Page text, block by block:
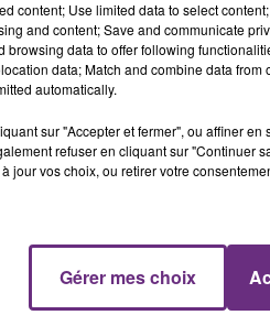
m’est arrivé avec « The
ça.» explique-t-il.
", l'histoire d'un
content; Use limited data to select
and content; Save and communicate
browsing data to offer following
data; Match and combine data
automatically.
sur "Accepter et fermer", ou affiner
refuser en cliquant sur "Continuer
jour vos choix, ou retirer votre
Gérer mes choix